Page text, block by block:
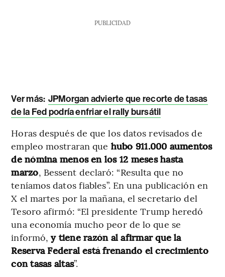
PUBLICIDAD
Ver más: JPMorgan advierte que recorte de tasas
de la Fed podría enfriar el rally bursátil
Horas después de que los datos revisados ​​de
empleo mostraran que hubo 911.000 aumentos
de nómina menos en los 12 meses hasta
marzo, Bessent declaró: “Resulta que no
teníamos datos fiables”. En una publicación en
X el martes por la mañana, el secretario del
Tesoro afirmó: “El presidente Trump heredó
una economía mucho peor de lo que se
informó,y tiene razón al afirmar que la
Reserva Federal está frenando el crecimiento
con tasas altas”.